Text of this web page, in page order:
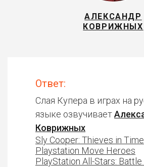
АЛЕКСАНДР
КОВРИЖНЫХ
Ответ:
Слая Купера в играх на
языке озвучивает
Коврижных
Sly Cooper: Thieves in Time
Playstation Move Heroes
PlayStation All-Stars: Battle